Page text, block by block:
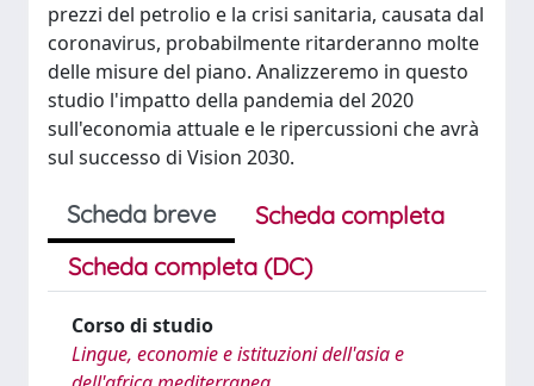
prezzi del petrolio e la crisi sanitaria, causata dal
coronavirus, probabilmente ritarderanno molte
delle misure del piano. Analizzeremo in questo
studio l'impatto della pandemia del 2020
sull'economia attuale e le ripercussioni che avrà
sul successo di Vision 2030.
Scheda breve
Scheda completa
Scheda completa (DC)
Corso di studio
Lingue, economie e istituzioni dell'asia e